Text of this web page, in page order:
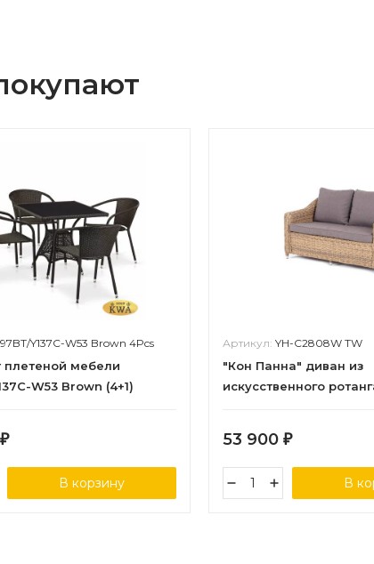
Y137C-W53 Brown 4Pcs
плетеной мебели
W53 Brown (4+1)
₽
В корзину
Артикул: YH-C2808W TW
"Кон Панна" диван из
искусственного
53 900 ₽
В